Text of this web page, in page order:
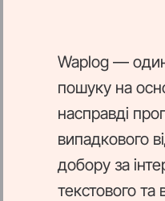
Waplog — один
пошуку на
насправді
випадкового
добору за
текстового